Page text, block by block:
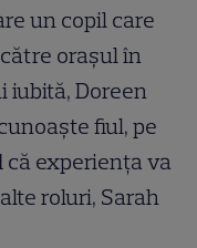
un copil care
oraşul în
iubită, Doreen
fiul, pe
că experienţa va
roluri, Sarah